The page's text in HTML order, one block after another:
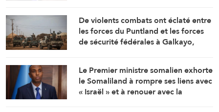
Cameroun
De violents combats ont éclaté entre
les forces du Puntland et les forces
de sécurité fédérales à Galkayo,
Le Premier ministre somalien exhorte
le Somaliland à rompre ses liens avec
« Israël » et à renouer avec la